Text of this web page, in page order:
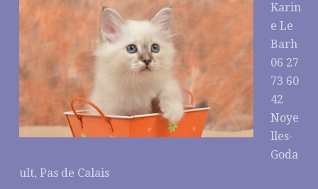
Karin
e Le
Barh
06 27
73 60
42
Noye
lles-
Goda
ult, Pas de Calais